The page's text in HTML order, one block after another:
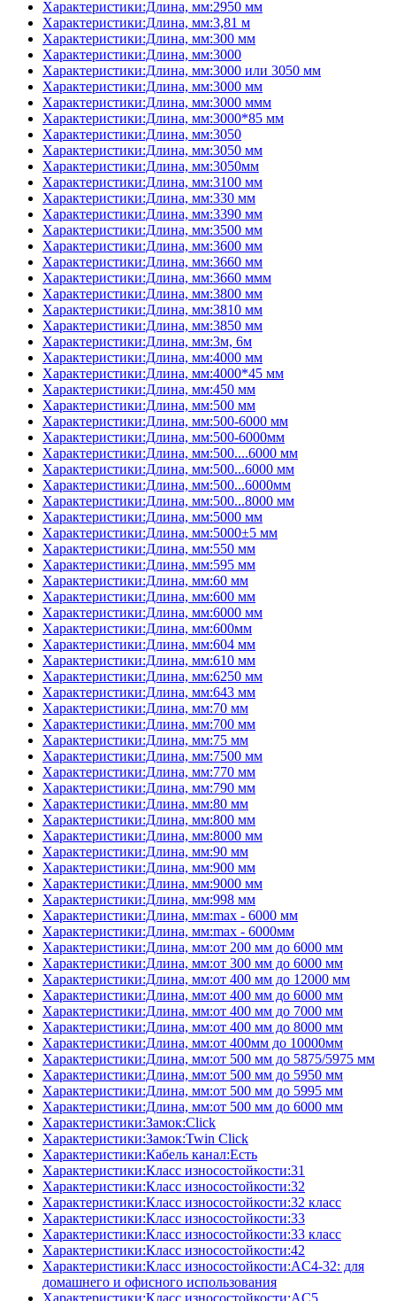
Характеристики:Длина, мм:2950 мм
Характеристики:Длина, мм:3,81 м
Характеристики:Длина, мм:300 мм
Характеристики:Длина, мм:3000
Характеристики:Длина, мм:3000 или 3050 мм
Характеристики:Длина, мм:3000 мм
Характеристики:Длина, мм:3000 ммм
Характеристики:Длина, мм:3000*85 мм
Характеристики:Длина, мм:3050
Характеристики:Длина, мм:3050 мм
Характеристики:Длина, мм:3050мм
Характеристики:Длина, мм:3100 мм
Характеристики:Длина, мм:330 мм
Характеристики:Длина, мм:3390 мм
Характеристики:Длина, мм:3500 мм
Характеристики:Длина, мм:3600 мм
Характеристики:Длина, мм:3660 мм
Характеристики:Длина, мм:3660 ммм
Характеристики:Длина, мм:3800 мм
Характеристики:Длина, мм:3810 мм
Характеристики:Длина, мм:3850 мм
Характеристики:Длина, мм:3м, 6м
Характеристики:Длина, мм:4000 мм
Характеристики:Длина, мм:4000*45 мм
Характеристики:Длина, мм:450 мм
Характеристики:Длина, мм:500 мм
Характеристики:Длина, мм:500-6000 мм
Характеристики:Длина, мм:500-6000мм
Характеристики:Длина, мм:500....6000 мм
Характеристики:Длина, мм:500...6000 мм
Характеристики:Длина, мм:500...6000мм
Характеристики:Длина, мм:500...8000 мм
Характеристики:Длина, мм:5000 мм
Характеристики:Длина, мм:5000±5 мм
Характеристики:Длина, мм:550 мм
Характеристики:Длина, мм:595 мм
Характеристики:Длина, мм:60 мм
Характеристики:Длина, мм:600 мм
Характеристики:Длина, мм:6000 мм
Характеристики:Длина, мм:600мм
Характеристики:Длина, мм:604 мм
Характеристики:Длина, мм:610 мм
Характеристики:Длина, мм:6250 мм
Характеристики:Длина, мм:643 мм
Характеристики:Длина, мм:70 мм
Характеристики:Длина, мм:700 мм
Характеристики:Длина, мм:75 мм
Характеристики:Длина, мм:7500 мм
Характеристики:Длина, мм:770 мм
Характеристики:Длина, мм:790 мм
Характеристики:Длина, мм:80 мм
Характеристики:Длина, мм:800 мм
Характеристики:Длина, мм:8000 мм
Характеристики:Длина, мм:90 мм
Характеристики:Длина, мм:900 мм
Характеристики:Длина, мм:9000 мм
Характеристики:Длина, мм:998 мм
Характеристики:Длина, мм:max - 6000 мм
Характеристики:Длина, мм:max - 6000мм
Характеристики:Длина, мм:от 200 мм до 6000 мм
Характеристики:Длина, мм:от 300 мм до 6000 мм
Характеристики:Длина, мм:от 400 мм до 12000 мм
Характеристики:Длина, мм:от 400 мм до 6000 мм
Характеристики:Длина, мм:от 400 мм до 7000 мм
Характеристики:Длина, мм:от 400 мм до 8000 мм
Характеристики:Длина, мм:от 400мм до 10000мм
Характеристики:Длина, мм:от 500 мм до 5875/5975 мм
Характеристики:Длина, мм:от 500 мм до 5950 мм
Характеристики:Длина, мм:от 500 мм до 5995 мм
Характеристики:Длина, мм:от 500 мм до 6000 мм
Характеристики:Замок:Click
Характеристики:Замок:Twin Click
Характеристики:Кабель канал:Есть
Характеристики:Класс износостойкости:31
Характеристики:Класс износостойкости:32
Характеристики:Класс износостойкости:32 класс
Характеристики:Класс износостойкости:33
Характеристики:Класс износостойкости:33 класс
Характеристики:Класс износостойкости:42
Характеристики:Класс износостойкости:AC4-32: для
домашнего и офисного использования
Характеристики:Класс износостойкости:AC5